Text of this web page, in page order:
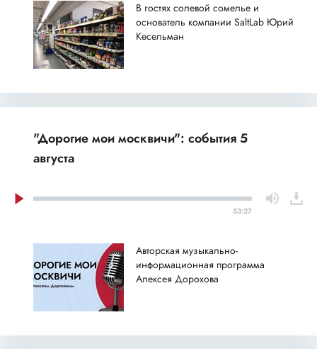
В гостях солевой сомелье и
основатель компании SaltLab Юрий
Кесельман
"Дорогие мои москвичи": события 5
августа
53:27
Авторская музыкально-
информационная программа
Алексея Дорохова